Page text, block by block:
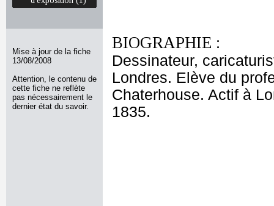
Mise à jour de la fiche
13/08/2008
Attention, le contenu de
cette fiche ne reflète
pas nécessairement le
dernier état du savoir.
BIOGRAPHIE :
Dessinateur,
Londres. Elève du
Chaterhouse. Actif à
1835.